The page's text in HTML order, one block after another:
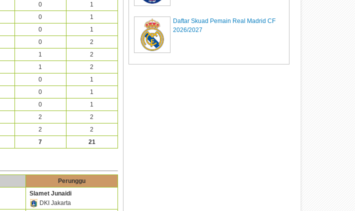
0
1
0
1
0
1
0
2
1
2
1
2
0
1
0
1
0
1
2
2
2
2
7 21
Perunggu
Slamet Junaidi
DKI Jakarta
Daftar Skuad Pemain Real Madrid CF
2026/2027